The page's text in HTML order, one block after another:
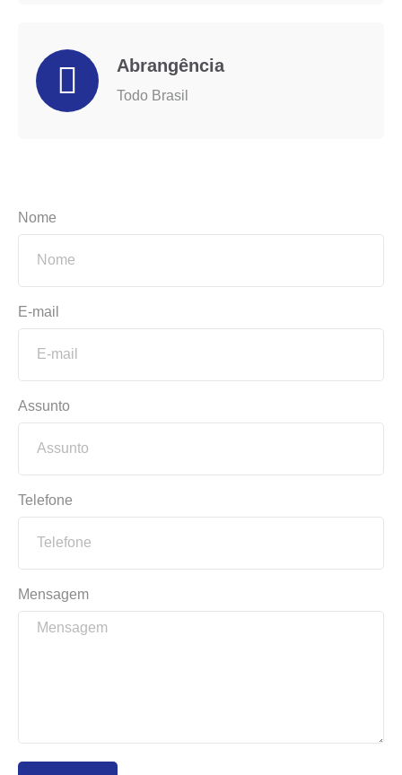
Abrangência
Todo Brasil
Nome
E-mail
Assunto
Telefone
Mensagem